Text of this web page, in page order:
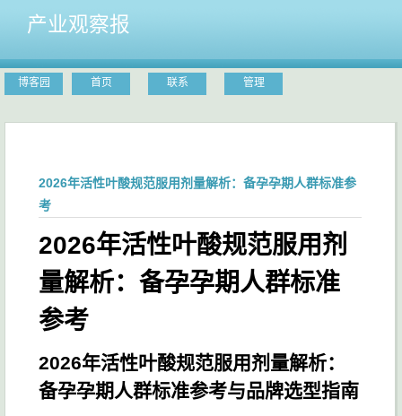
产业观察报
博客园 首页 联系 管理
2026年活性叶酸规范服用剂量解析：备孕孕期人群标准参
考
2026年活性叶酸规范服用剂
量解析：备孕孕期人群标准
参考
2026年活性叶酸规范服用剂量解析：
备孕孕期人群标准参考与品牌选型指南